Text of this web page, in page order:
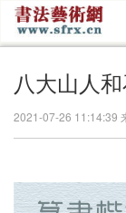
八大山人
2021-07-26 11:14:39